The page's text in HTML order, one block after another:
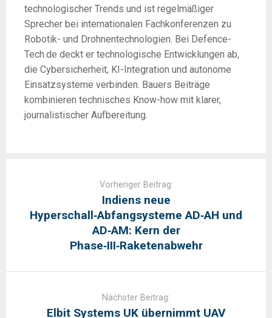
technologischer Trends und ist regelmäßiger
Sprecher bei internationalen Fachkonferenzen zu
Robotik- und Drohnentechnologien. Bei Defence-
Tech.de deckt er technologische Entwicklungen ab,
die Cybersicherheit, KI-Integration und autonome
Einsatzsysteme verbinden. Bauers Beiträge
kombinieren technisches Know-how mit klarer,
journalistischer Aufbereitung.
Vorheriger Beitrag:
Indiens neue
Hyperschall‑Abfangsysteme AD‑AH und
AD‑AM: Kern der
Phase‑III‑Raketenabwehr
Nächster Beitrag:
Elbit Systems UK übernimmt UAV